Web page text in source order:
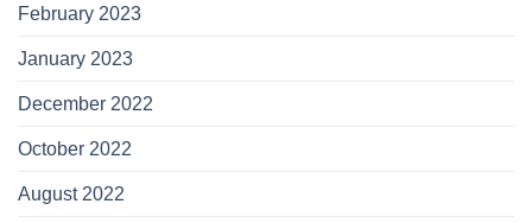
February 2023
January 2023
December 2022
October 2022
August 2022